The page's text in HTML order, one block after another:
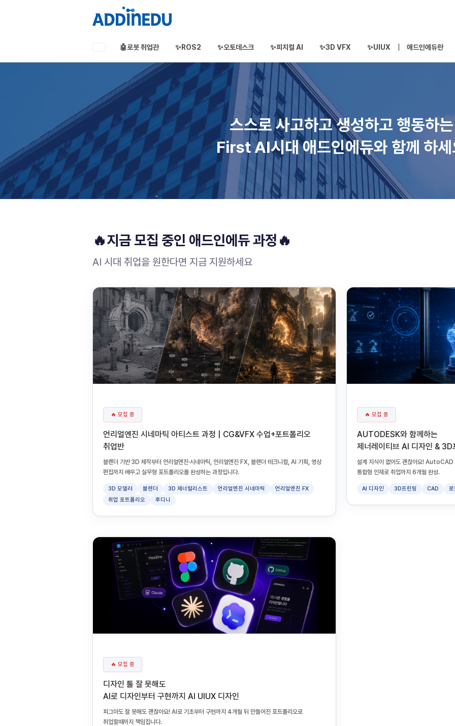
🤖로봇 취업관 ✨ROS2 ✨오토데스크 ✨피지컬 AI ✨3D VFX ✨UIUX 애드인에듀란
스스로 사고하고 생성하고 행동하는
First AI시대 애드인에듀와 함께 하
🔥지금 모집 중인 애드인에듀 과정🔥
AI 시대 취업을 원한다면 지금 지원하세요
🔥 모집 중
언리얼엔진 시네마틱 아티스트 과정 | CG&VFX 수업+포트폴리오
취업반
블렌더 기반 3D 제작부터 언리얼엔진·시네마틱, 언리얼엔진 FX, 블랜더 테크니컬, AI 기획, 영상
편집까지 배우고 실무형 포트폴리오를 완성하는 과정입니다.
3D 모델러 블렌더 3D 제너럴리스트 언리얼엔진 시네마틱
언리얼엔진 FX
취업 포트폴리오
후디니
🔥 모집 중
AUTODESK와 함께하는
제너레이티브 AI 디자인 & 3D
설계 지식이 없어도 괜찮아요!
통합형 인재로 취업까지 6개월 완성.
AI 디자인 3D프린팅 CAD 로
🔥 모집 중
디자인 툴 잘 못해도
AI로 디자인부터 구현까지 AI UIUX 디자인
피그마도 잘 못해도 괜찮아요! AI로 기초부터 구현까지 4개월 뒤 만들어진 포트폴리오로
취업할때까지 책임집니다.